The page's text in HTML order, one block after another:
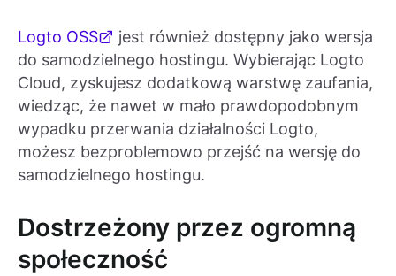
Logto OSS
jest również dostępny jako wersja
do samodzielnego hostingu. Wybierając Logto
Cloud, zyskujesz dodatkową warstwę zaufania,
wiedząc, że nawet w mało prawdopodobnym
wypadku przerwania działalności Logto,
możesz bezproblemowo przejść na wersję do
samodzielnego hostingu.
Dostrzeżony przez ogromną
społeczność